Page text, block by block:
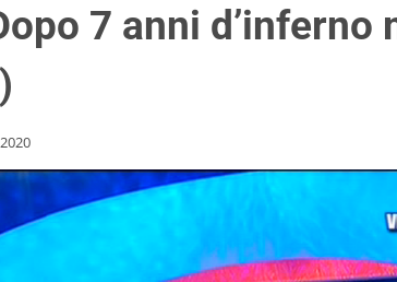
7 anni d’inferno